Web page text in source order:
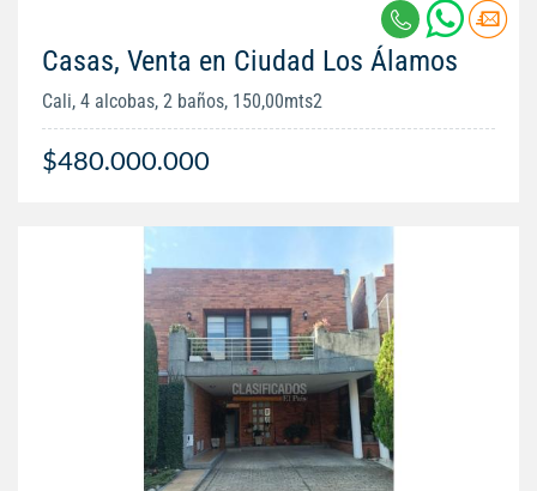
Casas, Venta en Ciudad Los Álamos
Cali, 4 alcobas, 2 baños, 150,00mts2
$480.000.000